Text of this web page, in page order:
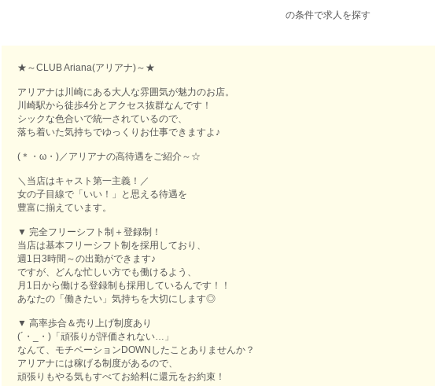
の条件で求人を探す
★～CLUB Ariana(アリアナ)～★
アリアナは川崎にある大人な雰囲気が魅力のお店。
川崎駅から徒歩4分とアクセス抜群なんです！
シックな色合いで統一されているので、
落ち着いた気持ちでゆっくりお仕事できますよ♪
(＊・ω・)／アリアナの高待遇をご紹介～☆
＼当店はキャスト第一主義！／
女の子目線で「いい！」と思える待遇を
豊富に揃えています。
▼ 完全フリーシフト制＋登録制！
当店は基本フリーシフト制を採用しており、
週1日3時間～の出勤ができます♪
ですが、どんな忙しい方でも働けるよう、
月1日から働ける登録制も採用しているんです！！
あなたの「働きたい」気持ちを大切にします◎
▼ 高率歩合＆売り上げ制度あり
(´・_・)「頑張りが評価されない…」
なんて、モチベーションDOWNしたことありませんか？
アリアナには稼げる制度があるので、
頑張りもやる気もすべてお給料に還元をお約束！